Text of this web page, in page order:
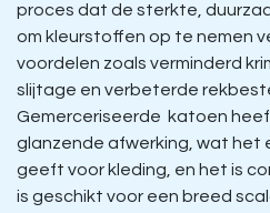
proces dat de sterkte,
om kleurstoffen op te nemen
voordelen zoals verminderd
slijtage en verbeterde
Gemerceriseerde katoen
glanzende afwerking, wat het
geeft voor kleding, en het is
is geschikt voor een breed